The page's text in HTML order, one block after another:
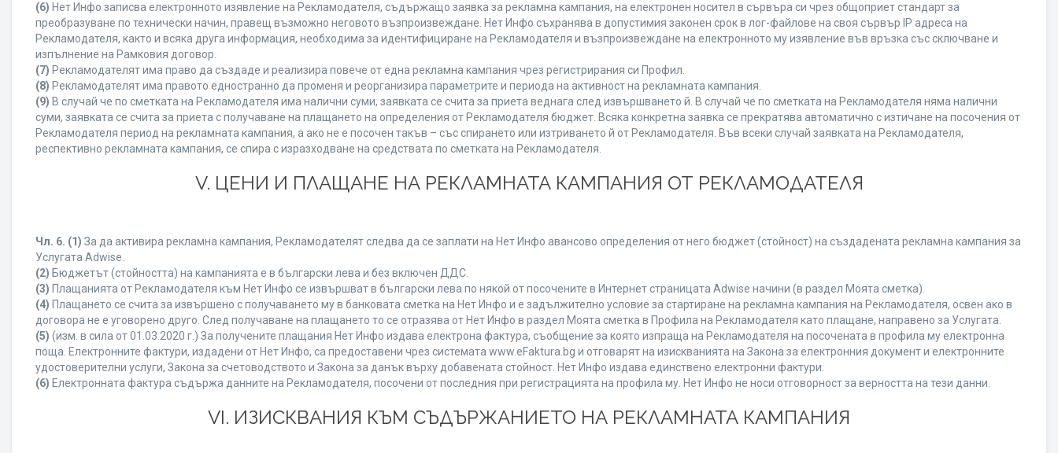
(6) Нет Инфо записва електронното изявление на Рекламодателя, съдържащо заявка за рекламна кампания, на електронен носител в сървъра си чрез общоприет стандарт за
преобразуване по технически начин, правещ възможно неговото възпроизвеждане. Нет Инфо съхранява в допустимия законен срок в лог-файлове на своя сървър IP адреса на
Рекламодателя, както и всяка друга информация, необходима за идентифициране на Рекламодателя и възпроизвеждане на електронното му изявление във връзка със сключване и
изпълнение на Рамковия договор.
(7) Рекламодателят има право да създаде и реализира повече от една рекламна кампания чрез регистрирания си Профил.
(8) Рекламодателят има правото едностранно да променя и реорганизира параметрите и периода на активност на рекламната кампания.
(9) В случай че по сметката на Рекламодателя има налични суми, заявката се счита за приета веднага след извършването й. В случай че по сметката на Рекламодателя няма налични
суми, заявката се счита за приета с получаване на плащането на определения от Рекламодателя бюджет. Всяка конкретна заявка се прекратява автоматично с изтичане на посочения от
Рекламодателя период на рекламната кампания, а ако не е посочен такъв – със спирането или изтриването й от Рекламодателя. Във всеки случай заявката на Рекламодателя,
респективно рекламната кампания, се спира с изразходване на средствата по сметката на Рекламодателя.
V. ЦЕНИ И ПЛАЩАНЕ НА РЕКЛАМНАТА КАМПАНИЯ ОТ РЕКЛАМОДАТЕЛЯ
Чл. 6. (1) За да активира рекламна кампания, Рекламодателят следва да се заплати на Нет Инфо авансово определения от него бюджет (стойност) на създадената рекламна кампания за
Услугата Adwise.
(2) Бюджетът (стойността) на кампанията е в български лева и без включен ДДС.
(3) Плащанията от Рекламодателя към Нет Инфо се извършват в български лева по някой от посочените в Интернет страницата Adwise начини (в раздел Моята сметка).
(4) Плащането се счита за извършено с получаването му в банковата сметка на Нет Инфо и е задължително условие за стартиране на рекламна кампания на Рекламодателя, освен ако в
договора не е уговорено друго. След получаване на плащането то се отразява от Нет Инфо в раздел Моята сметка в Профила на Рекламодателя като плащане, направено за Услугата.
(5) (изм. в сила от 01.03.2020 г.) За получените плащания Нет Инфо издава електрона фактура, съобщение за която изпраща на Рекламодателя на посочената в профила му електронна
поща. Електронните фактури, издадени от Нет Инфо, са предоставени чрез системата www.eFaktura.bg и отговарят на изискванията на Закона за електронния документ и електронните
удостоверителни услуги, Закона за счетоводството и Закона за данък върху добавената стойност. Нет Инфо издава единствено електронни фактури.
(6) Електронната фактура съдържа данните на Рекламодателя, посочени от последния при регистрацията на профила му. Нет Инфо не носи отговорност за верността на тези данни.
VI. ИЗИСКВАНИЯ КЪМ СЪДЪРЖАНИЕТО НА РЕКЛАМНАТА КАМПАНИЯ